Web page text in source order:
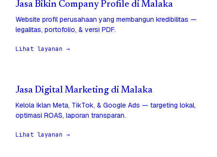
Jasa Bikin Company Profile di Malaka
Website profil perusahaan yang membangun kredibilitas —
legalitas, portofolio, & versi PDF.
Lihat layanan →
Jasa Digital Marketing di Malaka
Kelola iklan Meta, TikTok, & Google Ads — targeting lokal,
optimasi ROAS, laporan transparan.
Lihat layanan →